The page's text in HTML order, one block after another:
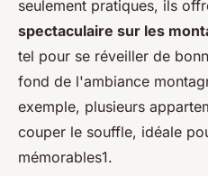
seulement pratiques, ils
spectaculaire sur les
tel pour se réveiller de
fond de l'ambiance
exemple, plusieurs
couper le souffle, idéale
mémorables1.